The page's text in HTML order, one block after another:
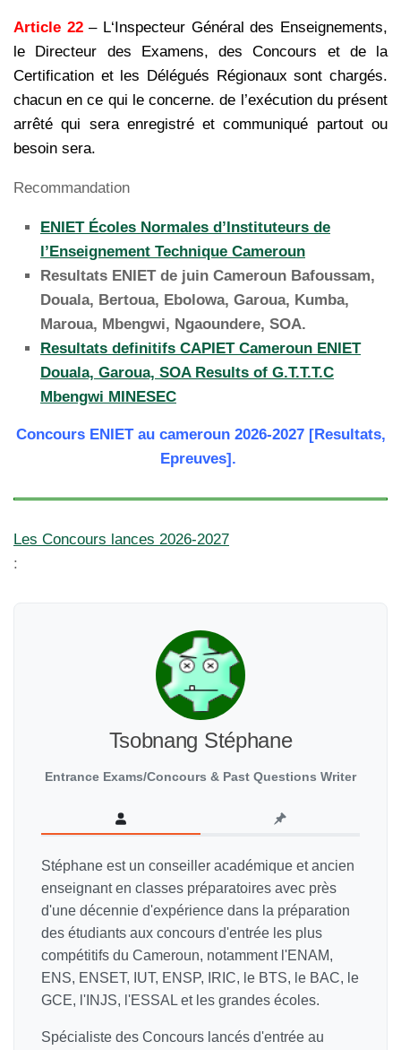
Article 22– L‘Inspecteur Général des Enseignements,
le Directeur des Examens, des Concours et de la
Certification et les Délégués Régionaux sont chargés.
chacun en ce qui le concerne. de l’exécution du présent
arrêté qui sera enregistré et communiqué partout ou
besoin sera.
Recommandation
ENIET Écoles Normales d’Instituteurs de
l’Enseignement Technique Cameroun
Resultats ENIET de juin Cameroun Bafoussam,
Douala, Bertoua, Ebolowa, Garoua, Kumba,
Maroua, Mbengwi, Ngaoundere, SOA.
Resultats definitifs CAPIET Cameroun ENIET
Douala, Garoua, SOA Results of G.T.T.T.C
Mbengwi MINESEC
Concours ENIET au cameroun 2026-2027 [Resultats,
Epreuves].
Les Concours lances 2026-2027
:
Tsobnang Stéphane
Entrance Exams/Concours & Past Questions Writer
Stéphane est un conseiller académique et ancien
enseignant en classes préparatoires avec près
d'une décennie d'expérience dans la préparation
des étudiants aux concours d'entrée les plus
compétitifs du Cameroun, notamment l'ENAM,
ENS, ENSET, IUT, ENSP, IRIC, le BTS, le BAC, le
GCE, l'INJS, l'ESSAL et les grandes écoles.
Spécialiste des Concours lancés d'entrée au